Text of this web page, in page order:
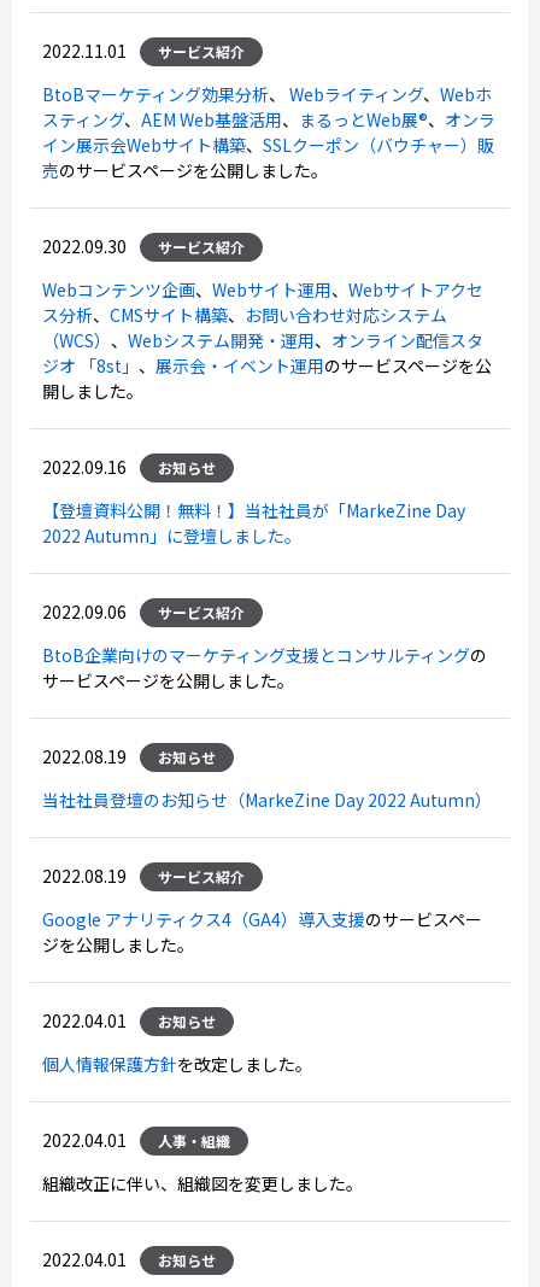
2022.11.01 サービス紹介
BtoBマーケティング効果分析、 Webライティング、 Webホ
スティング、 AEM Web基盤活用、 まるっとWeb展®、 オンラ
イン展示会Webサイト構築、 SSLクーポン（バウチャー）販
売のサービスページを公開しました。
2022.09.30 サービス紹介
Webコンテンツ企画、 Webサイト運用、 Webサイトアクセ
ス分析、 CMSサイト構築、 お問い合わせ対応システム
（WCS） 、 Webシステム開発・運用、 オンライン配信スタ
ジオ 「8st」 、 展示会・イベント運用のサービスページを公
開しました。
2022.09.16 お知らせ
【登壇資料公開！無料！】当社社員が「MarkeZine Day
2022 Autumn」に登壇しました。
2022.09.06 サービス紹介
BtoB企業向けのマーケティング支援とコンサルティングの
サービスページを公開しました。
2022.08.19 お知らせ
当社社員登壇のお知らせ（MarkeZine Day 2022 Autumn）
2022.08.19 サービス紹介
Google アナリティクス4（GA4）導入支援のサービスペー
ジを公開しました。
2022.04.01 お知らせ
個人情報保護方針を改定しました。
2022.04.01 人事・組織
組織改正に伴い、組織図を変更しました。
2022.04.01 お知らせ